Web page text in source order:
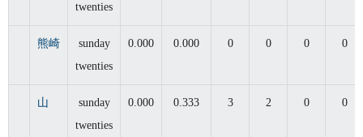
twenties
熊崎
sunday
twenties
0.000 0.000 0 0 0 0
山
sunday
twenties
0.000 0.333 3 2 0 0